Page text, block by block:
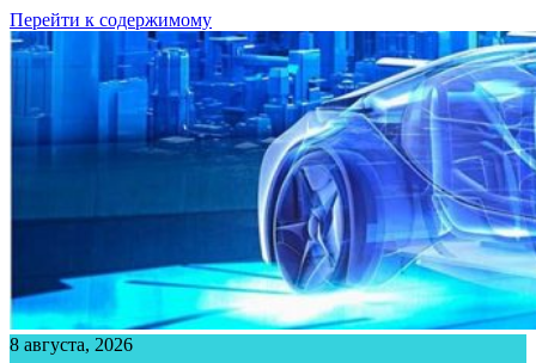
Перейти к содержимому
8 августа, 2026